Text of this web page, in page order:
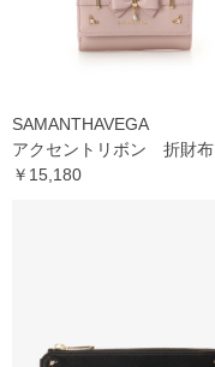
SAMANTHAVEGA
アクセントリボン 折財布
￥15,180